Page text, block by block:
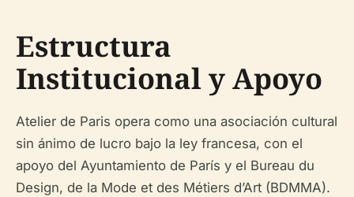
Estructura
Institucional y Apoyo
Atelier de Paris opera como una asociación cultural
sin ánimo de lucro bajo la ley francesa, con el
apoyo del Ayuntamiento de París y el Bureau du
Design, de la Mode et des Métiers d’Art (BDMMA).